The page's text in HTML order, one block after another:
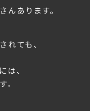
んあります。
れても、
は、
。